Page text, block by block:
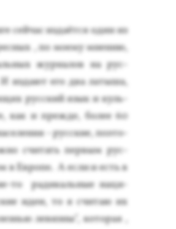
сей­час из­да­ёт­ся один из
, по мо­ему мне­нию,
жур­на­лов на рус­
из­да­ют его два ла­тыша,
рус­ский язык и куль­
как и преж­де, бо­лее 60
- рус­ские, по­это­
счи­тать пер­вым рус­
в Ев­ро­пе. А ес­ли и есть в
то ра­дикаль­ные на­ци­
идеи, то я счи­таю их
ле­виз­ны", ко­торая ,